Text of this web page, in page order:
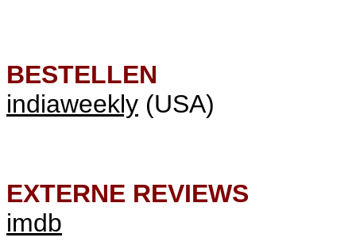
BESTELLEN
indiaweekly (USA)
EXTERNE REVIEWS
imdb